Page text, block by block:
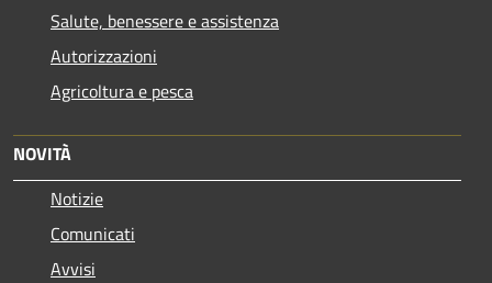
Salute, benessere e assistenza
Autorizzazioni
Agricoltura e pesca
NOVITÀ
Notizie
Comunicati
Avvisi